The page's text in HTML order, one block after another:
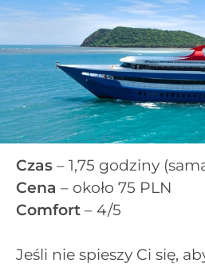
Czas – 1,75 godziny
Cena – około 75 PLN
Comfort – 4/5
Jeśli nie spieszy Ci się,